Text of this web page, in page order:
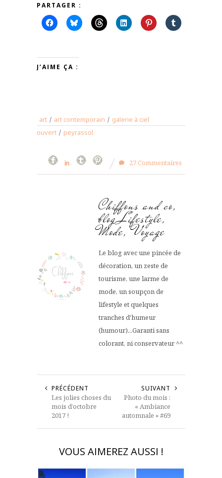
PARTAGER :
J’AIME ÇA :
art / art contemporain / galerie à ciel
ouvert / peyrassol
27 Commentaires
Chiffons and co,
blog Lifestyle,
Mode, Voyage
Le blog avec une pincée de
décoration, un zeste de
tourisme, une larme de
mode, un soupçon de
lifestyle et quelques
tranches d'humeur
(humour)...Garanti sans
colorant, ni conservateur ^^
PRÉCÉDENT
Les jolies choses du
mois d’octobre
2017 !
SUIVANT
Photo du mois :
« Ambiance
automnale » #69
VOUS AIMEREZ AUSSI !